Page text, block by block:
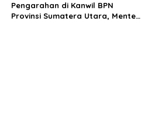
Pengarahan di Kanwil BPN
Provinsi Sumatera Utara, Menteri